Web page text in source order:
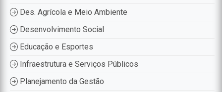
Des. Agrícola e Meio Ambiente
Desenvolvimento Social
Educação e Esportes
Infraestrutura e Serviços Públicos
Planejamento da Gestão